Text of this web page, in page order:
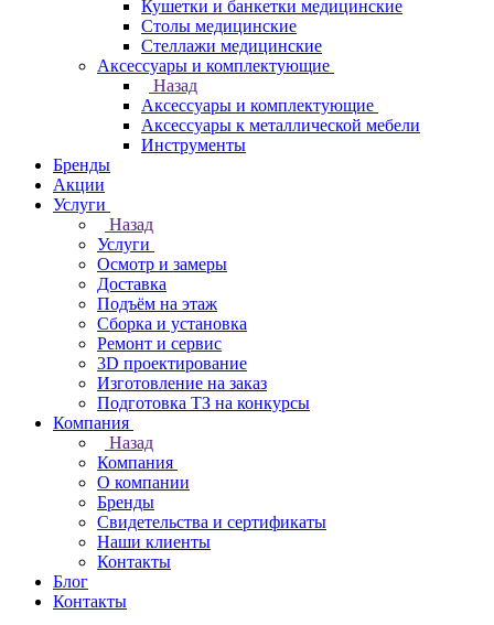
Кушетки и банкетки медицинские
Столы медицинские
Стеллажи медицинские
Аксессуары и комплектующие
Назад
Аксессуары и комплектующие
Аксессуары к металлической мебели
Инструменты
Бренды
Акции
Услуги
Назад
Услуги
Осмотр и замеры
Доставка
Подъём на этаж
Сборка и установка
Ремонт и сервис
3D проектирование
Изготовление на заказ
Подготовка ТЗ на конкурсы
Компания
Назад
Компания
О компании
Бренды
Свидетельства и сертификаты
Наши клиенты
Контакты
Блог
Контакты